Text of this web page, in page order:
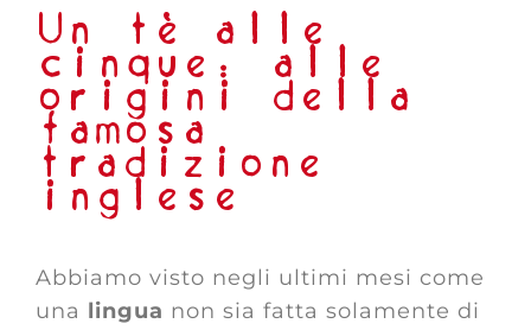
Un tè alle
cinque: alle
origini della
famosa
tradizione
inglese
Abbiamo visto negli ultimi mesi come
una lingua non sia fatta solamente di